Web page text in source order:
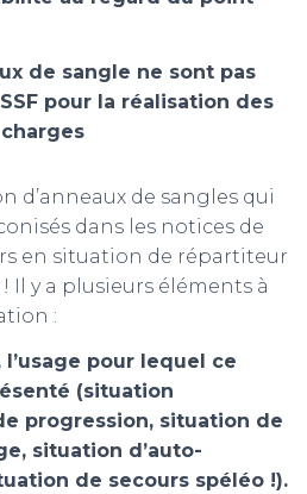
de sangle ne sont pas
pour la réalisation des
d’anneaux de sangles qui
dans les notices de
en situation de répartiteur
Il y a plusieurs éléments à
:
l’usage pour lequel ce
(situation
progression, situation de
situation d’auto-
de secours spéléo !).